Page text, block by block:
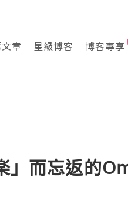
章 星級博客 博客專享
而忘返的